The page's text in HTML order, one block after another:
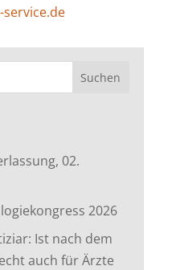
02.
2026
Ist nach dem
auch für Ärzte